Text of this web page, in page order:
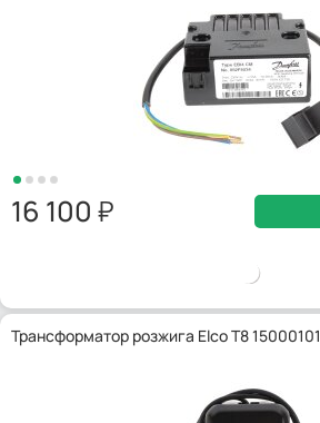
16 100
Трансформатор розжига Elco T8 15000101